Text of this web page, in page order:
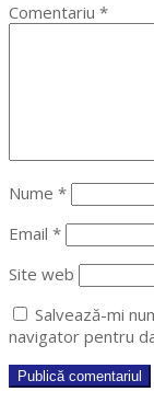
Comentariu *
Nume *
Email *
Site web
Salvează-mi
navigator pentru